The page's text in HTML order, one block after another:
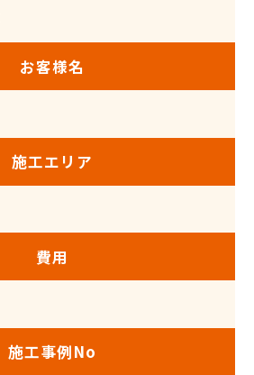
お客様名
施工エリア
費用
施工事例No